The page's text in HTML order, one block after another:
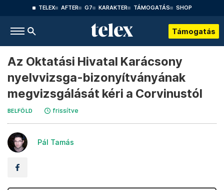
TELEX AFTER G7 KARAKTER TÁMOGATÁS SHOP
Támogatás
Az Oktatási Hivatal Karácsony
nyelvvizsga-bizonyítványának
megvizsgálását kéri a Corvinustól
BELFÖLD frissítve
Pál Tamás